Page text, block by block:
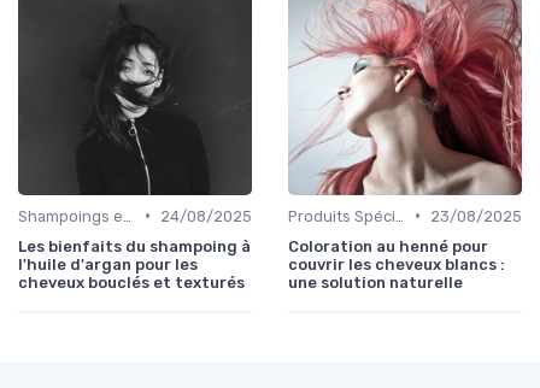
•
24/08/2025
Les bienfaits du shampoing à
l'huile d'argan pour les
cheveux bouclés et texturés
•
23/08/2025
Coloration au henné pour
couvrir les cheveux blancs :
une solution naturelle